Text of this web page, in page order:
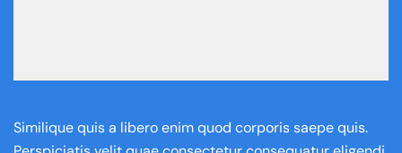
Similique quis a libero enim quod corporis saepe quis.